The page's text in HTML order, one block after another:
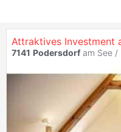
Attraktives Investment
7141 Podersdorf am See /